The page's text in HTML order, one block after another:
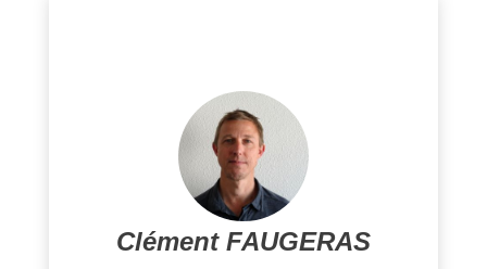
Clément FAUGERAS
Director of Research at LNCMI-Grenoble